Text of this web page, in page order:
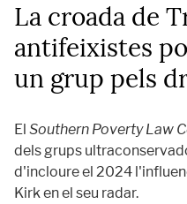
La croada de
antifeixistes
un grup pels
El Southern Poverty Law
dels grups
d'incloure el 2024
Kirk en el seu radar.